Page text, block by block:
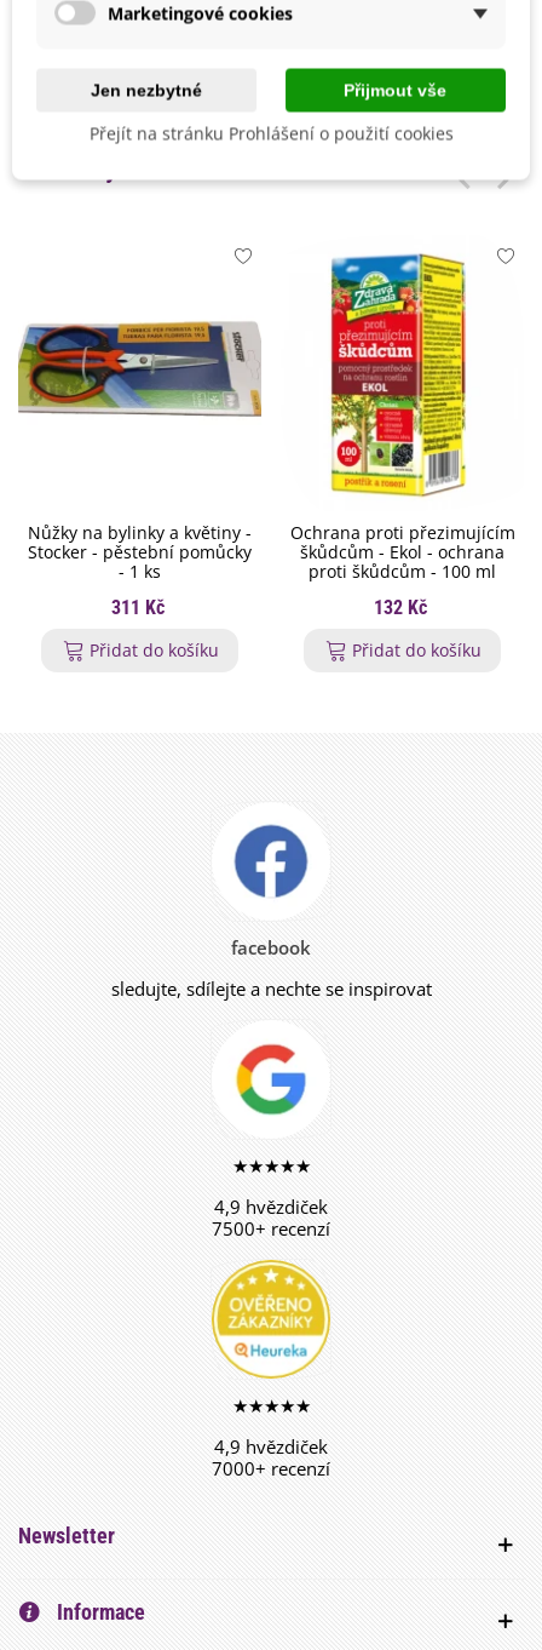
Výrobce
SemenaOnline
Nehybridní
Nůžky na bylinky a květiny -
Stocker - pěstební pomůcky
- 1 ks
311 Kč
Přidat do košíku
Ochrana proti přezimujícím
škůdcům - Ekol - ochrana
proti škůdcům - 100 ml
132 Kč
Přidat do košíku
facebook
sledujte, sdílejte a nechte se inspirovat
★★★★★
4,9 hvězdiček
7500+ recenzí
★★★★★
4,9 hvězdiček
7000+ recenzí
Newsletter
Informace
Marketingové cookies
Jen nezbytné Přijmout vše
Přejít na stránku Prohlášení o použití cookies